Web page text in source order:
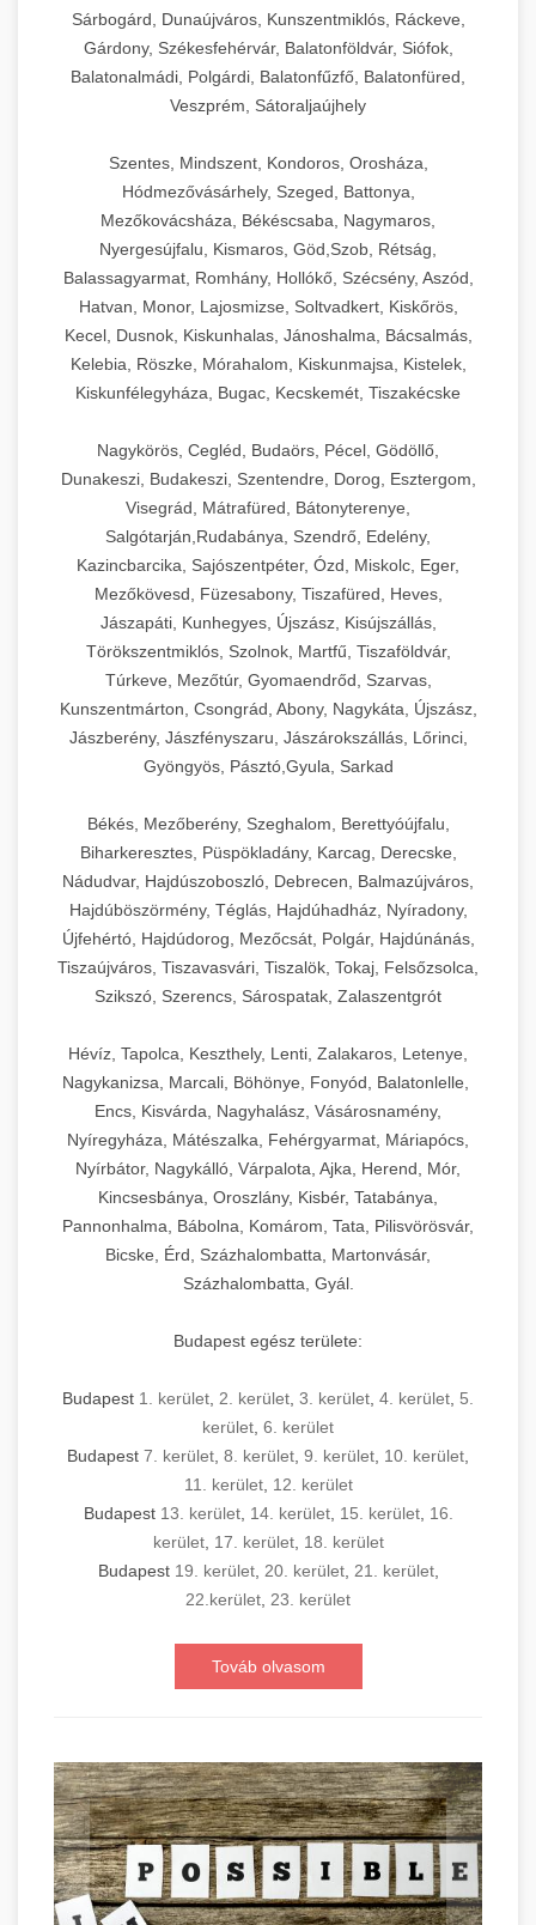
Sárbogárd, Dunaújváros, Kunszentmiklós, Ráckeve,
Gárdony, Székesfehérvár, Balatonföldvár, Siófok,
Balatonalmádi, Polgárdi, Balatonfűzfő, Balatonfüred,
Veszprém, Sátoraljaújhely
Szentes, Mindszent, Kondoros, Orosháza,
Hódmezővásárhely, Szeged, Battonya,
Mezőkovácsháza, Békéscsaba, Nagymaros,
Nyergesújfalu, Kismaros, Göd,Szob, Rétság,
Balassagyarmat, Romhány, Hollókő, Szécsény, Aszód,
Hatvan, Monor, Lajosmizse, Soltvadkert, Kiskőrös,
Kecel, Dusnok, Kiskunhalas, Jánoshalma, Bácsalmás,
Kelebia, Röszke, Mórahalom, Kiskunmajsa, Kistelek,
Kiskunfélegyháza, Bugac, Kecskemét, Tiszakécske
Nagykörös, Cegléd, Budaörs, Pécel, Gödöllő,
Dunakeszi, Budakeszi, Szentendre, Dorog, Esztergom,
Visegrád, Mátrafüred, Bátonyterenye,
Salgótarján,Rudabánya, Szendrő, Edelény,
Kazincbarcika, Sajószentpéter, Ózd, Miskolc, Eger,
Mezőkövesd, Füzesabony, Tiszafüred, Heves,
Jászapáti, Kunhegyes, Újszász, Kisújszállás,
Törökszentmiklós, Szolnok, Martfű, Tiszaföldvár,
Túrkeve, Mezőtúr, Gyomaendrőd, Szarvas,
Kunszentmárton, Csongrád, Abony, Nagykáta, Újszász,
Jászberény, Jászfényszaru, Jászárokszállás, Lőrinci,
Gyöngyös, Pásztó,Gyula, Sarkad
Békés, Mezőberény, Szeghalom, Berettyóújfalu,
Biharkeresztes, Püspökladány, Karcag, Derecske,
Nádudvar, Hajdúszoboszló, Debrecen, Balmazújváros,
Hajdúböszörmény, Téglás, Hajdúhadház, Nyíradony,
Újfehértó, Hajdúdorog, Mezőcsát, Polgár, Hajdúnánás,
Tiszaújváros, Tiszavasvári, Tiszalök, Tokaj, Felsőzsolca,
Szikszó, Szerencs, Sárospatak, Zalaszentgrót
Hévíz, Tapolca, Keszthely, Lenti, Zalakaros, Letenye,
Nagykanizsa, Marcali, Böhönye, Fonyód, Balatonlelle,
Encs, Kisvárda, Nagyhalász, Vásárosnamény,
Nyíregyháza, Mátészalka, Fehérgyarmat, Máriapócs,
Nyírbátor, Nagykálló, Várpalota, Ajka, Herend, Mór,
Kincsesbánya, Oroszlány, Kisbér, Tatabánya,
Pannonhalma, Bábolna, Komárom, Tata, Pilisvörösvár,
Bicske, Érd, Százhalombatta, Martonvásár,
Százhalombatta, Gyál.
Budapest egész területe:
Budapest 1. kerület, 2. kerület, 3. kerület, 4. kerület, 5.
kerület, 6. kerület
Budapest 7. kerület, 8. kerület, 9. kerület, 10. kerület,
11. kerület, 12. kerület
Budapest 13. kerület, 14. kerület, 15. kerület, 16.
kerület, 17. kerület, 18. kerület
Budapest 19. kerület, 20. kerület, 21. kerület,
22.kerület, 23. kerület
Továb olvasom